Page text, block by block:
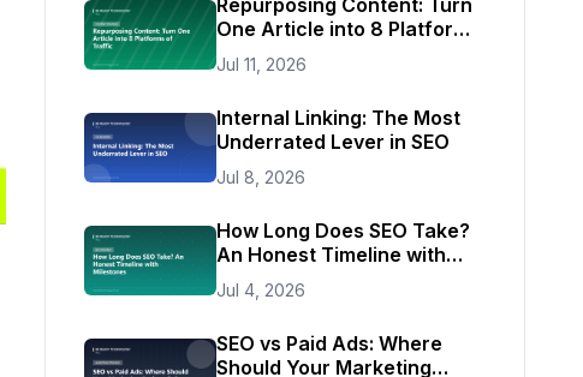
Repurposing Content: Turn
One Article into 8 Platforms
of Traffic
Jul 11, 2026
Internal Linking: The Most
Underrated Lever in SEO
Jul 8, 2026
How Long Does SEO Take?
An Honest Timeline with
Milestones
Jul 4, 2026
SEO vs Paid Ads: Where
Should Your Marketing